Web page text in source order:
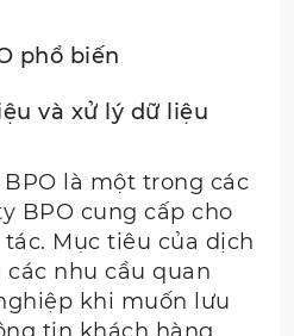
phổ biến
và xử lý dữ liệu
là một trong các
BPO cung cấp cho
Mục tiêu của dịch
nhu cầu quan
khi muốn lưu